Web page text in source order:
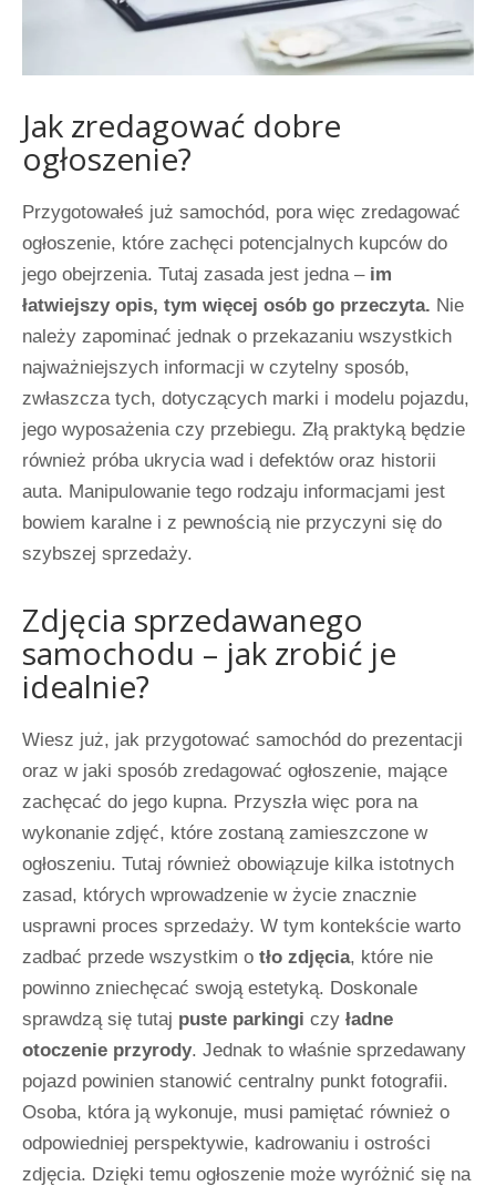
Jak zredagować dobre
ogłoszenie?
Przygotowałeś już samochód, pora więc zredagować
ogłoszenie, które zachęci potencjalnych kupców do
jego obejrzenia. Tutaj zasada jest jedna –im
łatwiejszy opis, tym więcej osób go przeczyta. Nie
należy zapominać jednak o przekazaniu wszystkich
najważniejszych informacji w czytelny sposób,
zwłaszcza tych, dotyczących marki i modelu pojazdu,
jego wyposażenia czy przebiegu. Złą praktyką będzie
również próba ukrycia wad i defektów oraz historii
auta. Manipulowanie tego rodzaju informacjami jest
bowiem karalne i z pewnością nie przyczyni się do
szybszej sprzedaży.
Zdjęcia sprzedawanego
samochodu – jak zrobić je
idealnie?
Wiesz już, jak przygotować samochód do prezentacji
oraz w jaki sposób zredagować ogłoszenie, mające
zachęcać do jego kupna. Przyszła więc pora na
wykonanie zdjęć, które zostaną zamieszczone w
ogłoszeniu. Tutaj również obowiązuje kilka istotnych
zasad, których wprowadzenie w życie znacznie
usprawni proces sprzedaży. W tym kontekście warto
zadbać przede wszystkim o tło zdjęcia, które nie
powinno zniechęcać swoją estetyką. Doskonale
sprawdzą się tutaj puste parkingi czy ładne
otoczenie przyrody. Jednak to właśnie sprzedawany
pojazd powinien stanowić centralny punkt fotografii.
Osoba, która ją wykonuje, musi pamiętać również o
odpowiedniej perspektywie, kadrowaniu i ostrości
zdjęcia. Dzięki temu ogłoszenie może wyróżnić się na